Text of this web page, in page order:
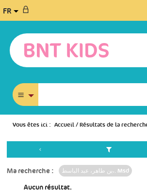
FR
Vous êtes ici : Accueil/Résultats de la
Ma recherche : بن طاهر، عبد الباسط،. Msd
Aucun résultat.